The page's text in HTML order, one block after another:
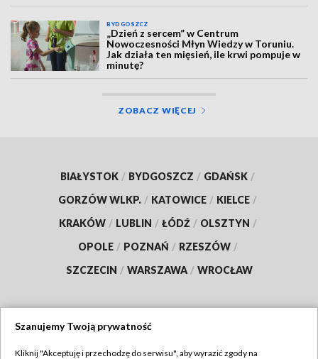
BYDGOSZCZ
„Dzień z sercem” w Centrum
Nowoczesności Młyn Wiedzy w Toruniu.
Jak działa ten mięsień, ile krwi pompuje w
minutę?
ZOBACZ WIĘCEJ
BIAŁYSTOK / BYDGOSZCZ / GDAŃSK /
GORZÓW WLKP. / KATOWICE / KIELCE /
KRAKÓW / LUBLIN / ŁÓDŹ / OLSZTYN /
OPOLE / POZNAŃ / RZESZÓW /
SZCZECIN / WARSZAWA / WROCŁAW
Szanujemy Twoją prywatność
Kliknij "Akceptuję i przechodzę do serwisu", aby wyrazić zgody na